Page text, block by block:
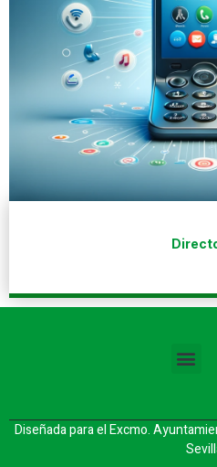
Diseñada para el Excmo.